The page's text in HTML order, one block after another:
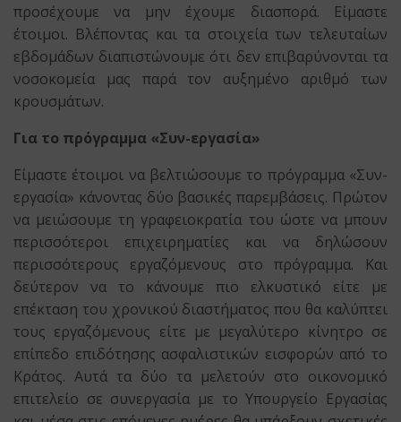
προσέχουμε να μην έχουμε διασπορά. Είμαστε
έτοιμοι. Βλέποντας και τα στοιχεία των τελευταίων
εβδομάδων διαπιστώνουμε ότι δεν επιβαρύνονται τα
νοσοκομεία μας παρά τον αυξημένο αριθμό των
κρουσμάτων.
Για το πρόγραμμα «Συν-εργασία»
Είμαστε έτοιμοι να βελτιώσουμε το πρόγραμμα «Συν-
εργασία» κάνοντας δύο βασικές παρεμβάσεις. Πρώτον
να μειώσουμε τη γραφειοκρατία του ώστε να μπουν
περισσότεροι επιχειρηματίες και να δηλώσουν
περισσότερους εργαζόμενους στο πρόγραμμα. Και
δεύτερον να το κάνουμε πιο ελκυστικό είτε με
επέκταση του χρονικού διαστήματος που θα καλύπτει
τους εργαζόμενους είτε με μεγαλύτερο κίνητρο σε
επίπεδο επιδότησης ασφαλιστικών εισφορών από το
Κράτος. Αυτά τα δύο τα μελετούν στο οικονομικό
επιτελείο σε συνεργασία με το Υπουργείο Εργασίας